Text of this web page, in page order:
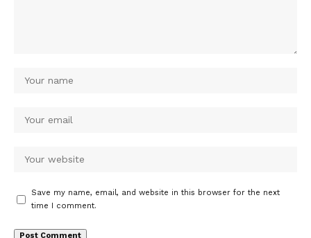
Save my name, email, and website in this browser for the next
time I comment.